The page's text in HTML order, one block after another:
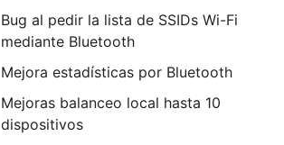
Bug al pedir la lista de SSIDs Wi-Fi
mediante Bluetooth
Mejora estadísticas por Bluetooth
Mejoras balanceo local hasta 10
dispositivos